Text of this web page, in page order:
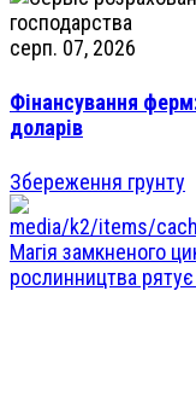
серп. 07, 2026
Фінансування
доларів
Збереження грунту
Магія замкненого
рослинництва